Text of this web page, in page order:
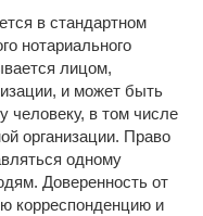
в стандартном
нотариального
лицом,
и может быть
в том числе
организации. Право
одному
Доверенность от
корреспонденцию и